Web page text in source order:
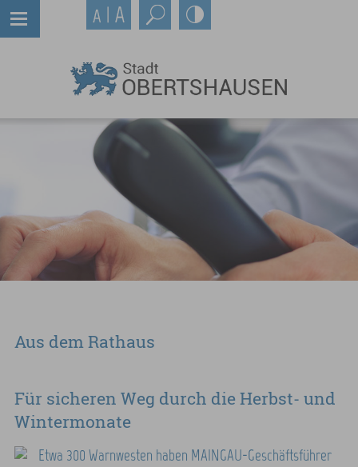
Aus dem Rathaus
Für sicheren Weg durch die Herbst- und
Wintermonate